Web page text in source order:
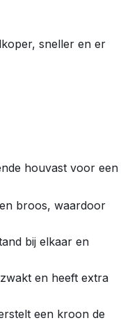
sneller en er
houvast voor een
broos, waardoor
bij elkaar en
en heeft extra
een kroon de